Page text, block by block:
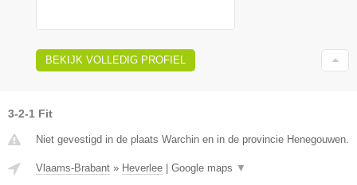
BEKIJK VOLLEDIG PROFIEL
3-2-1 Fit
Niet gevestigd in de plaats Warchin en in de provincie Henegouwen.
Vlaams-Brabant » Heverlee Google maps ▼